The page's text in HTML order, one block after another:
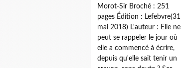
Morot-Sir Broché : 251
pages Édition : Lefebvre(31
mai 2018) L'auteur : Elle ne
peut se rappeler le jour où
elle a commencé à écrire,
depuis qu'elle sait tenir un